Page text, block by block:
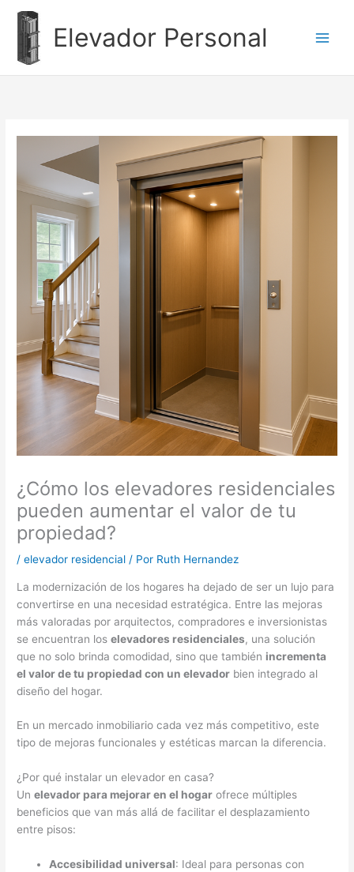
contenido
Elevador Personal
¿Cómo los elevadores residenciales
pueden aumentar el valor de tu
propiedad?
/elevador residencial / Por Ruth Hernandez
La modernización de los hogares ha dejado de ser un lujo para
convertirse en una necesidad estratégica. Entre las mejoras
más valoradas por arquitectos, compradores e inversionistas
se encuentran loselevadores residenciales, una solución
que no solo brinda comodidad, sino que también incrementa
el valor de tu propiedad con un elevador bien integrado al
diseño del hogar.
En un mercado inmobiliario cada vez más competitivo, este
tipo de mejoras funcionales y estéticas marcan la diferencia.
¿Por qué instalar un elevador en casa?
Unelevador para mejorar en el hogar ofrece múltiples
beneficios que van más allá de facilitar el desplazamiento
entre pisos:
Accesibilidad universal: Ideal para personas con